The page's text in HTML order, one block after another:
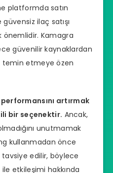
platformda satın
ilaç satışı
önemlidir. Kamagra
güvenilir kaynaklardan
temin etmeye özen
artırmak
bir seçenektir. Ancak,
unutmamak
kullanmadan önce
tavsiye edilir, böylece
etkileşimi hakkında